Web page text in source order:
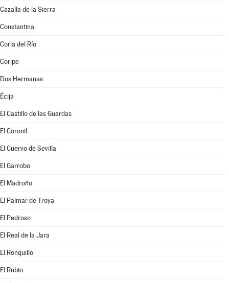
Cazalla de la Sierra
Constantina
Coria del Río
Coripe
Dos Hermanas
Écija
El Castillo de las Guardas
El Coronil
El Cuervo de Sevilla
El Garrobo
El Madroño
El Palmar de Troya
El Pedroso
El Real de la Jara
El Ronquillo
El Rubio